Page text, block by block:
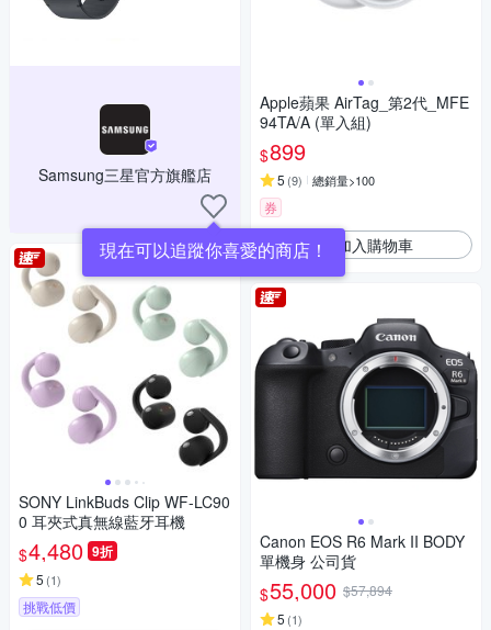
Samsung三星官方旗艦店
現在可以追蹤你喜愛的商店！
SONY LinkBuds Clip WF-LC90
0 耳夾式真無線藍牙耳機
$4,480 9折
5 (1)
挑戰低價
Apple蘋果 AirTag_第2代_MFE
94TA/A (單入組)
$899
5 (9) 總銷量>100
券
加入購物車
Canon EOS R6 Mark II BODY
單機身 公司貨
$55,000 $57,894
5 (1)